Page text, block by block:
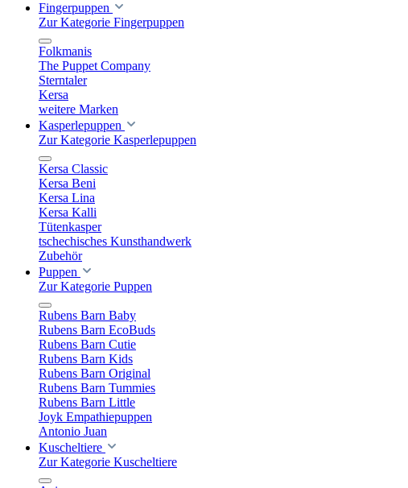
Fingerpuppen
Zur Kategorie Fingerpuppen
Folkmanis
The Puppet Company
Sterntaler
Kersa
weitere Marken
Kasperlepuppen
Zur Kategorie Kasperlepuppen
Kersa Classic
Kersa Beni
Kersa Lina
Kersa Kalli
Tütenkasper
tschechisches Kunsthandwerk
Zubehör
Puppen
Zur Kategorie Puppen
Rubens Barn Baby
Rubens Barn EcoBuds
Rubens Barn Cutie
Rubens Barn Kids
Rubens Barn Original
Rubens Barn Tummies
Rubens Barn Little
Joyk Empathiepuppen
Antonio Juan
Kuscheltiere
Zur Kategorie Kuscheltiere